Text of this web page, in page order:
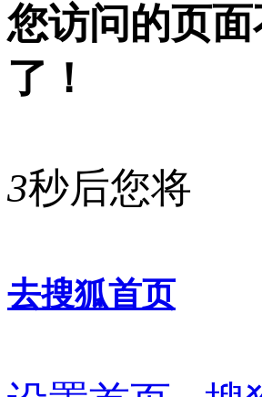
您访问的页
了！
3秒后您将
去搜狐首页